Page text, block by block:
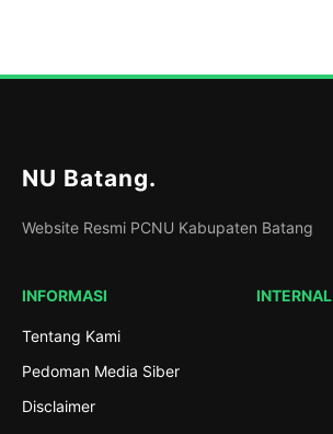
NU Batang.
Website Resmi PCNU Kabupaten Batang
INFORMASI
Tentang Kami
Pedoman Media Siber
Disclaimer
INTERNAL